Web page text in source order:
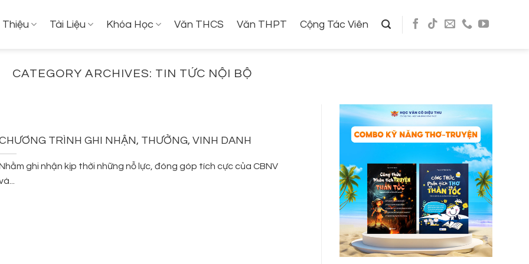
Thiệu Tài Liệu Khóa Học Văn THCS Văn THPT Cộng Tác Viên
CATEGORY ARCHIVES: TIN TỨC NỘI BỘ
TRÌNH GHI NHẬN, THƯỞNG, VINH DANH
ghi nhận kịp thời những nỗ lực, đóng góp tích cực của CBNV